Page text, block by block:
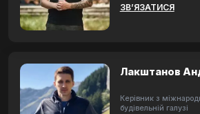
ЗВ’ЯЗАТИСЯ
Лакштанов
Керівник з
будівельній галузі